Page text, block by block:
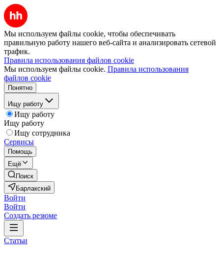
Мы используем файлы cookie, чтобы обеспечивать
правильную работу нашего веб-сайта и анализировать сетевой
трафик.
Правила использования файлов cookie
Мы используем файлы cookie. Правила использования
файлов cookie
Понятно
Ищу работу
Ищу работу
Ищу работу
Ищу сотрудника
Сервисы
Помощь
Ещё
Поиск
Барлакский
Войти
Войти
Создать резюме
Статьи